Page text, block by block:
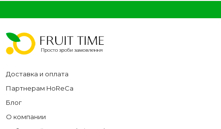
Доставка и оплата
Партнерам HoReCa
Блог
О компании